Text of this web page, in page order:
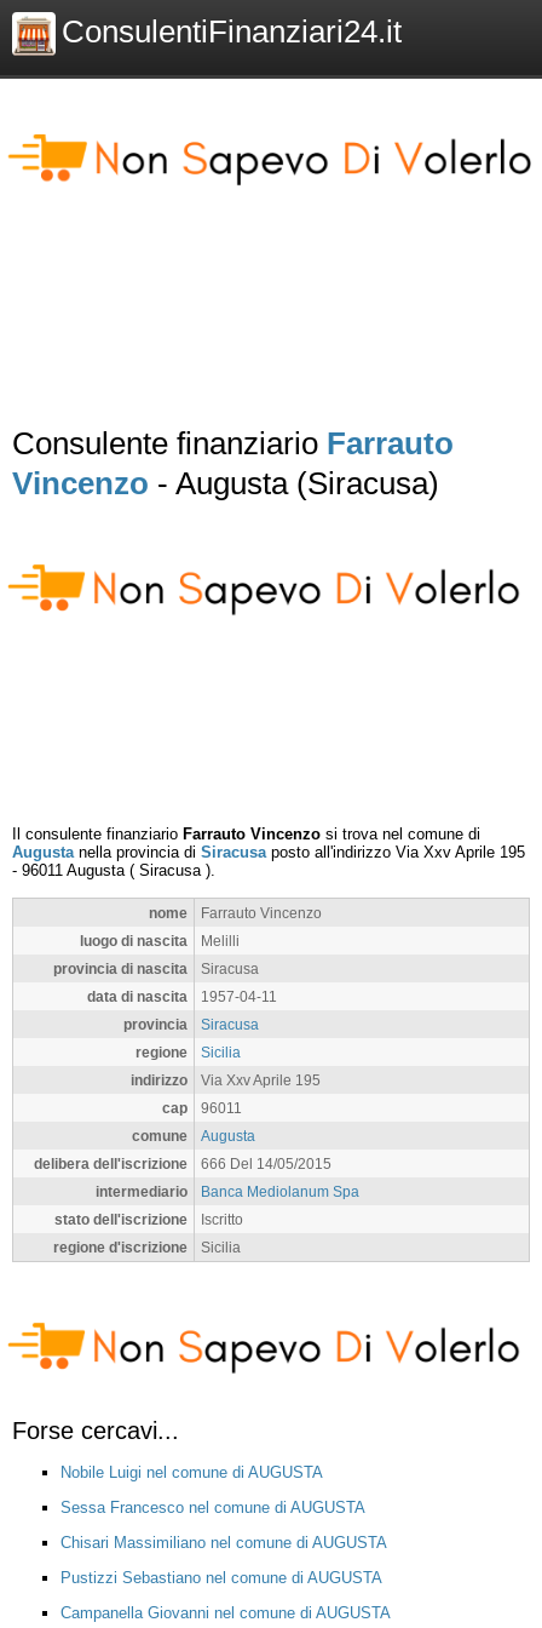
ConsulentiFinanziari24.it
Consulente finanziario Farrauto
Vincenzo - Augusta (Siracusa)
Il consulente finanziario Farrauto Vincenzo si trova nel comune di
Augustanella provincia di Siracusaposto all'indirizzo Via Xxv Aprile 195
- 96011 Augusta( Siracusa).
nome
Farrauto Vincenzo
luogo di nascita
Melilli
provincia di nascita
Siracusa
data di nascita
1957-04-11
provincia
Siracusa
regione
Sicilia
indirizzo
Via Xxv Aprile 195
cap
96011
comune
Augusta
delibera dell'iscrizione
666 Del 14/05/2015
intermediario
Banca Mediolanum Spa
stato dell'iscrizione
Iscritto
regione d'iscrizione
Sicilia
Forse cercavi...
Nobile Luigi nel comune di AUGUSTA
Sessa Francesco nel comune di AUGUSTA
Chisari Massimiliano nel comune di AUGUSTA
Pustizzi Sebastiano nel comune di AUGUSTA
Campanella Giovanni nel comune di AUGUSTA